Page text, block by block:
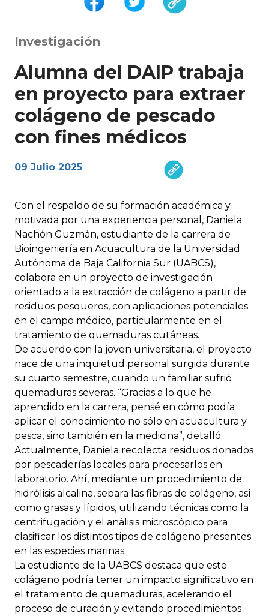
Investigación
Alumna del DAIP trabaja
en proyecto para extraer
colágeno de pescado
con fines médicos
09 Julio 2025
Con el respaldo de su formación académica y
motivada por una experiencia personal, Daniela
Nachón Guzmán, estudiante de la carrera de
Bioingeniería en Acuacultura de la Universidad
Autónoma de Baja California Sur (UABCS),
colabora en un proyecto de investigación
orientado a la extracción de colágeno a partir de
residuos pesqueros, con aplicaciones potenciales
en el campo médico, particularmente en el
tratamiento de quemaduras cutáneas.
De acuerdo con la joven universitaria, el proyecto
nace de una inquietud personal surgida durante
su cuarto semestre, cuando un familiar sufrió
quemaduras severas. “Gracias a lo que he
aprendido en la carrera, pensé en cómo podía
aplicar el conocimiento no sólo en acuacultura y
pesca, sino también en la medicina”, detalló.
Actualmente, Daniela recolecta residuos donados
por pescaderías locales para procesarlos en
laboratorio. Ahí, mediante un procedimiento de
hidrólisis alcalina, separa las fibras de colágeno, así
como grasas y lípidos, utilizando técnicas como la
centrifugación y el análisis microscópico para
clasificar los distintos tipos de colágeno presentes
en las especies marinas.
La estudiante de la UABCS destaca que este
colágeno podría tener un impacto significativo en
el tratamiento de quemaduras, acelerando el
proceso de curación y evitando procedimientos